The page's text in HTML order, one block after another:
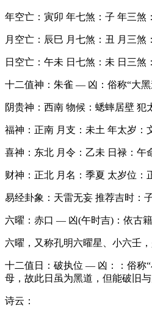
年空亡：寅卯 年七煞：子 年三煞
月空亡：辰巳 月七煞：丑 月三煞
日空亡：午未 日七煞：未 日三煞
十二值神：朱雀 — 凶：俗称“大黑
阴贵神：西南 物候：蟋蟀居壁 犯
福神：正南 月支：未土 年太岁：
喜神：东北 月令：乙未 日禄：午
财神：正北 月名：季夏 太岁位：
易经卦象：天雷无妄 推荐吉时：
六曜：赤口 — 凶(午时吉)：依古
六曜，又称孔明六曜星、小六壬
十二值日：破执位 — 凶：：俗称
母，故此日虽为黑道，但能破旧与
诗云：